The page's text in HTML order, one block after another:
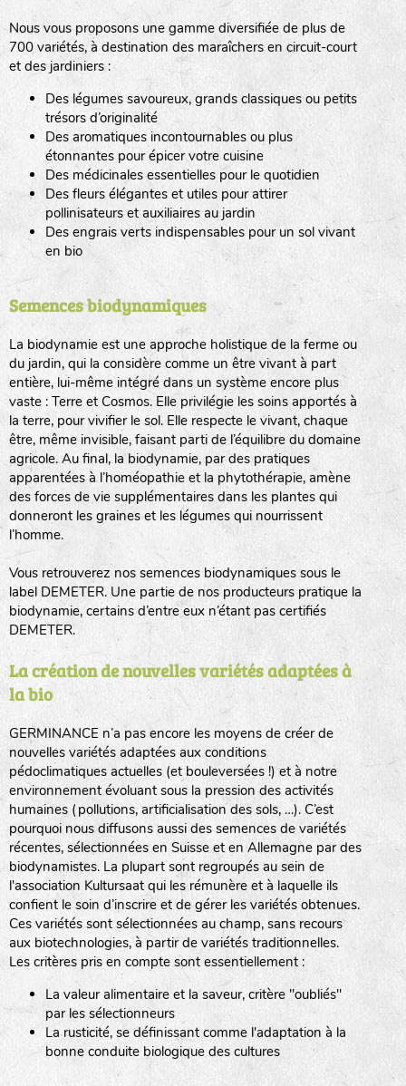
Nous vous proposons une gamme diversifiée de plus de
700 variétés, à destination des maraîchers en circuit-court
et des jardiniers :
Des légumes savoureux, grands classiques ou petits
trésors d’originalité
Des aromatiques incontournables ou plus
étonnantes pour épicer votre cuisine
Des médicinales essentielles pour le quotidien
Des fleurs élégantes et utiles pour attirer
pollinisateurs et auxiliaires au jardin
Des engrais verts indispensables pour un sol vivant
en bio
Semences biodynamiques
La biodynamie est une approche holistique de la ferme ou
du jardin, qui la considère comme un être vivant à part
entière, lui-même intégré dans un système encore plus
vaste : Terre et Cosmos. Elle privilégie les soins apportés à
la terre, pour vivifier le sol. Elle respecte le vivant, chaque
être, même invisible, faisant parti de l’équilibre du domaine
agricole. Au final, la biodynamie, par des pratiques
apparentées à l’homéopathie et la phytothérapie, amène
des forces de vie supplémentaires dans les plantes qui
donneront les graines et les légumes qui nourrissent
l’homme.
Vous retrouverez nos semences biodynamiques sous le
label DEMETER. Une partie de nos producteurs pratique la
biodynamie, certains d’entre eux n’étant pas certifiés
DEMETER.
La création de nouvelles variétés adaptées à
la bio
GERMINANCE n’a pas encore les moyens de créer de
nouvelles variétés adaptées aux conditions
pédoclimatiques actuelles (et bouleversées !) et à notre
environnement évoluant sous la pression des activités
humaines (pollutions, artificialisation des sols, …). C’est
pourquoi nous diffusons aussi des semences de variétés
récentes, sélectionnées en Suisse et en Allemagne par des
biodynamistes. La plupart sont regroupés au sein de
l'association Kultursaat qui les rémunère et à laquelle ils
confient le soin d’inscrire et de gérer les variétés obtenues.
Ces variétés sont sélectionnées au champ, sans recours
aux biotechnologies, à partir de variétés traditionnelles.
Les critères pris en compte sont essentiellement :
La valeur alimentaire et la saveur, critère "oubliés"
par les sélectionneurs
La rusticité, se définissant comme l'adaptation à la
bonne conduite biologique des cultures
BINGENHEIMER SAATGUT (BGH)
www.bingenheimersaatgut.de
DE BOLSTER (DBO)
www.bolster.nl
GRAINE DEL PAÏS (GDP)
www.grainesdelpais.com
JARDIN EN’VIE (JEV)
LA BOITE A GRAINES (LBAG)
LA RÉFÉRENCE :F BEL20BPA1A (en haut à gauche)
F : Fleurs.
Les autres catégories étant :
: Engrais vert
L: Légumes
A: Aromatiques
BEL : Code de la variété
(Ici Belle de nuit)
20 : Année de récolte(ici 2020)
BPA : Initiales du producteur ou du fournisseur de la
semence.
1 : Numéro d’ordre du lot
A : Sans calibre.
G: Gros
M: Moyen calibre
P: Petit calibre
tas de compost
fleurs
animaux domestiques
animaux sauvages
biodiversité cultivée
Légumes feuilles
Légumes racines
Plantes aromatiques